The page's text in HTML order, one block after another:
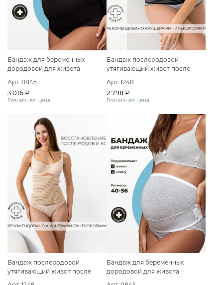
Бандаж для беременных
дородовой для живота
Арт. 0845
3 016 ₽
Розничная цена
Бандаж послеродовой
утягивающий живот после
Арт. 1248
2 798 ₽
Розничная цена
Бандаж послеродовой
утягивающий живот после
Бандаж для беременных
дородовой для живота